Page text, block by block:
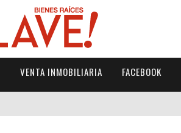
VENTA INMOBILIARIA FACEBOOK